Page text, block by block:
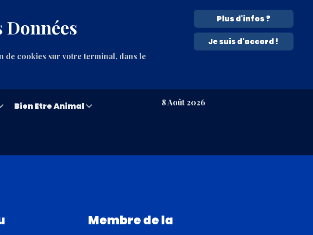
Bien Etre Animal 8 Août 2026
Membre de la
de cookies sur votre terminal, dans le
Plus d'infos ?
Je suis d'accord !